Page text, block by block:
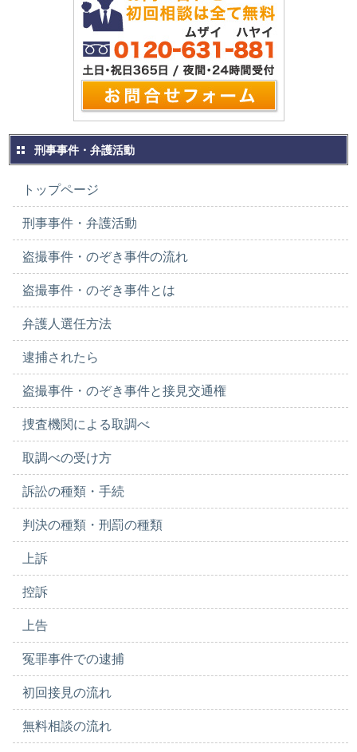
刑事事件・弁護活動
トップページ
刑事事件・弁護活動
盗撮事件・のぞき事件の流れ
盗撮事件・のぞき事件とは
弁護人選任方法
逮捕されたら
盗撮事件・のぞき事件と接見交通権
捜査機関による取調べ
取調べの受け方
訴訟の種類・手続
判決の種類・刑罰の種類
上訴
控訴
上告
冤罪事件での逮捕
初回接見の流れ
無料相談の流れ